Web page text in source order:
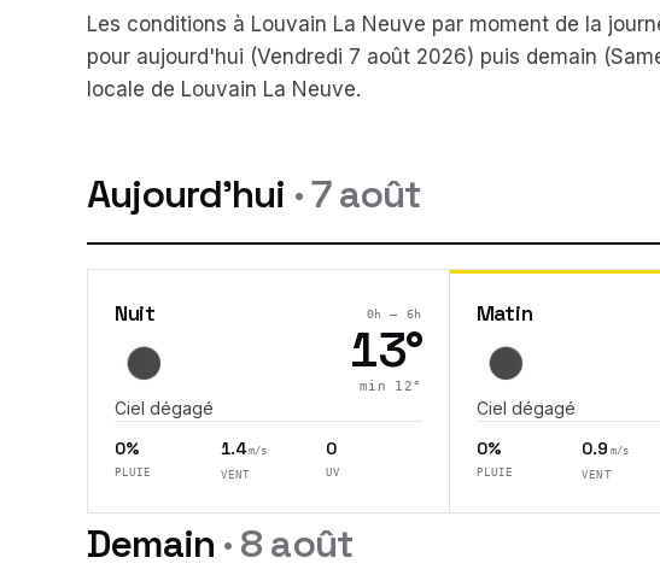
Les conditions à Louvain La Neuve par moment de la
pour aujourd'hui (Vendredi 7 août 2026) puis demain (
locale de Louvain La Neuve.
Aujourd'hui ·7 août
Nuit 0h – 6h
13°
min 12°
Ciel dégagé
0%
PLUIE
1.4 m/s
VENT
0
UV
Matin
Ciel dégagé
0%
PLUIE
0.9 m/s
VENT
Demain · 8 août